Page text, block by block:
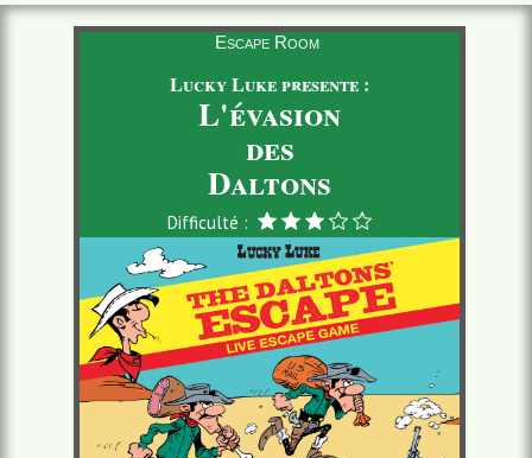
Escape Room
Lucky Luke presente :
L'évasion
des
Daltons
Difficulté :